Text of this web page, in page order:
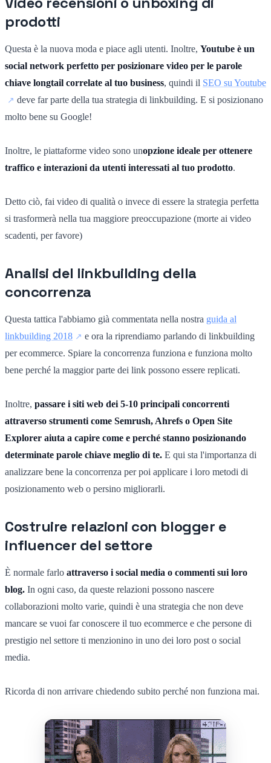
prodotti
Questa è la nuova moda e piace agli utenti. Inoltre, Youtube è un
social network perfetto per posizionare video per le parole
chiave longtail correlate al tuo business, quindi il SEO su Youtube
deve far parte della tua strategia di linkbuilding. E si posizionano
molto bene su Google!
Inoltre, le piattaforme video sono unopzione ideale per ottenere
traffico e interazioni da utenti interessati al tuo prodotto.
Detto ciò, fai video di qualità o invece di essere la strategia perfetta
si trasformerà nella tua maggiore preoccupazione (morte ai video
scadenti, per favore)
Analisi del linkbuilding della
concorrenza
Questa tattica l'abbiamo già commentata nella nostra guida al
linkbuilding 2018
e ora la riprendiamo parlando di linkbuilding
per ecommerce. Spiare la concorrenza funziona e funziona molto
bene perché la maggior parte dei link possono essere replicati.
Inoltre, passare i siti web dei 5-10 principali concorrenti
attraverso strumenti come Semrush, Ahrefs o Open Site
Explorer aiuta a capire come e perché stanno posizionando
determinate parole chiave meglio di te. E qui sta l'importanza di
analizzare bene la concorrenza per poi applicare i loro metodi di
posizionamento web o persino migliorarli.
Costruire relazioni con blogger e
influencer del settore
È normale farlo attraverso i social media o commenti sui loro
blog. In ogni caso, da queste relazioni possono nascere
collaborazioni molto varie, quindi è una strategia che non deve
mancare se vuoi far conoscere il tuo ecommerce e che persone di
prestigio nel settore ti menzionino in uno dei loro post o social
media.
Ricorda di non arrivare chiedendo subito perché non funziona mai.